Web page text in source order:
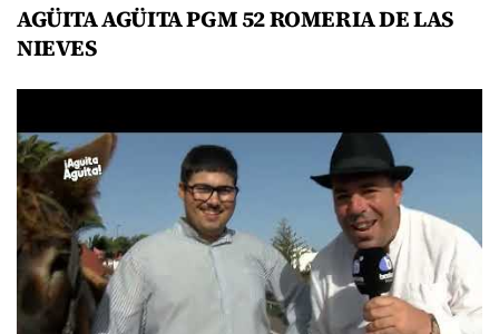
AGÜITA AGÜITA PGM 52 ROMERIA DE LAS
NIEVES